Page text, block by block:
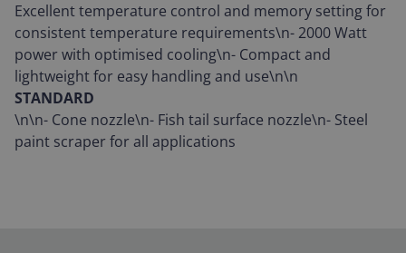
Excellent temperature control and memory setting for
consistent temperature requirements\n- 2000 Watt
power with optimised cooling\n- Compact and
lightweight for easy handling and use\n\n
STANDARD
\n\n- Cone nozzle\n- Fish tail surface nozzle\n- Steel
paint scraper for all applications